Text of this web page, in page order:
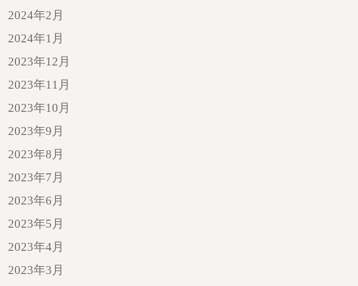
2024年2月
2024年1月
2023年12月
2023年11月
2023年10月
2023年9月
2023年8月
2023年7月
2023年6月
2023年5月
2023年4月
2023年3月